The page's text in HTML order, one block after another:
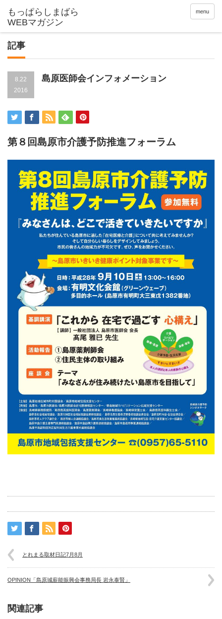
menu
記事
8.22
2016
島原医師会インフォメーション
第８回島原市介護予防推進フォーラム
とれまる取材日記7月8月
OPINION「島原城薪能振興会事務局長 岩永泰賢」
関連記事